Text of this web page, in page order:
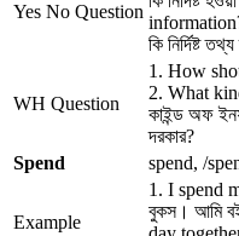
Yes No Question
কি নির্দিষ্ট
WH Question
1. How
2. What
কাইন্ড অফ
দরকার?
Spend
spend, /
Example
1. I spend
বুকস। আমি